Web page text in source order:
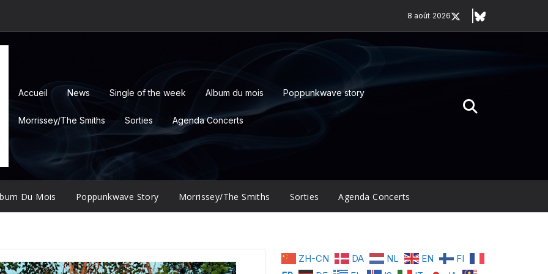
8 août 2026
Accueil News Single of the week Album du mois Poppunkwave story
Morrissey/The Smiths Sorties Agenda Concerts
Du Mois Poppunkwave Story Morrissey/The Smiths Sorties Agenda Concerts
ZH-CN DA NL EN
FI